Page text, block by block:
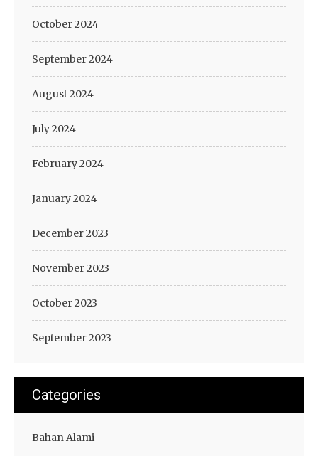
October 2024
September 2024
August 2024
July 2024
February 2024
January 2024
December 2023
November 2023
October 2023
September 2023
Categories
Bahan Alami